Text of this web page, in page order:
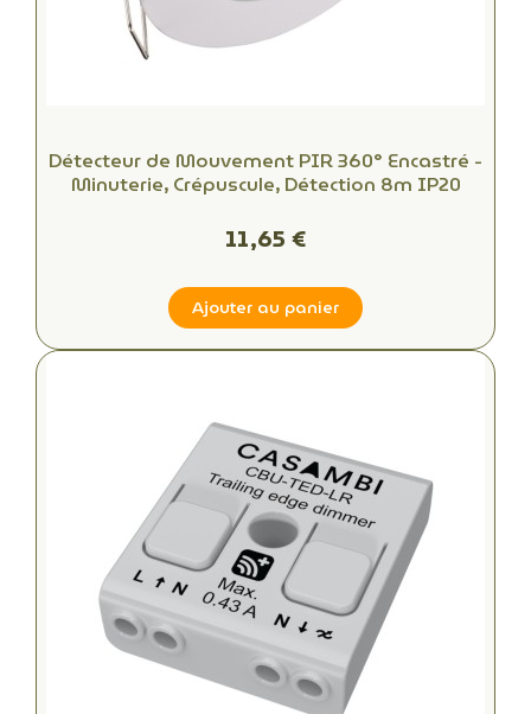
Détecteur de Mouvement PIR 360° Encastré -
Minuterie, Crépuscule, Détection 8m IP20
11,65 €
Ajouter au panier